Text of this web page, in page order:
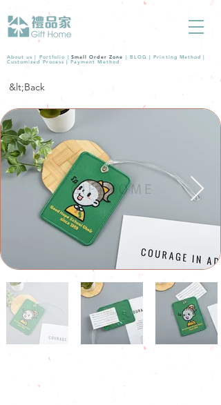
About us | Portfolio | Small Order Zone | BLOG |Printing Method |
Customized Process |Payment Method
&lt;Back